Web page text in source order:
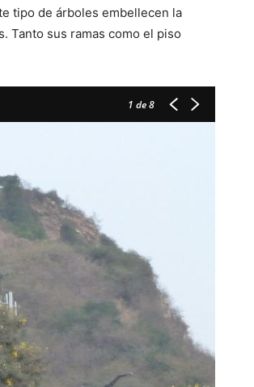
tipo de árboles embellecen la
Tanto sus ramas como el piso
1 de 8